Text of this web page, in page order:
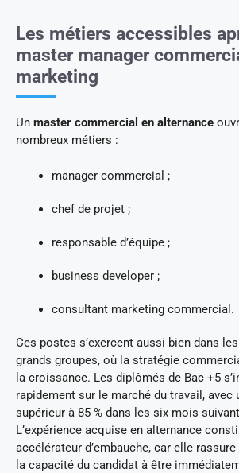
Les métiers accessibles
master manager
marketing
Un master commercial en alternance
nombreux métiers :
manager commercial ;
chef de projet ;
responsable d’équipe ;
business developer ;
consultant marketing commercial.
Ces postes s’exercent aussi bien dans
grands groupes, où la stratégie
la croissance. Les diplômés de Bac +5
rapidement sur le marché du travail, avec
supérieur à 85 % dans les six mois
L’expérience acquise en alternance
accélérateur d’embauche, car elle
la capacité du candidat à être